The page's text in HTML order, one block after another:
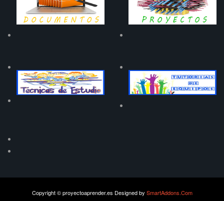
Copyright © proyectoaprender.es Designed by SmartAddons.Com